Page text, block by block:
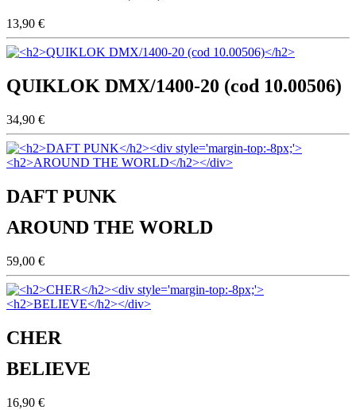
13,90 €
QUIKLOK DMX/1400-20 (cod 10.00506)
34,90 €
DAFT PUNK
AROUND THE WORLD
59,00 €
CHER
BELIEVE
16,90 €